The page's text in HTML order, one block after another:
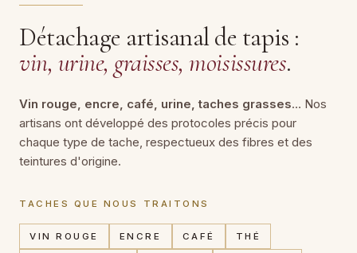
Détachage artisanal de tapis :
vin, urine, graisses, moisissures.
Vin rouge, encre, café, urine, taches grasses… Nos
artisans ont développé des protocoles précis pour
chaque type de tache, respectueux des fibres et des
teintures d'origine.
TACHES QUE NOUS TRAITONS
VIN ROUGE ENCRE CAFÉ THÉ